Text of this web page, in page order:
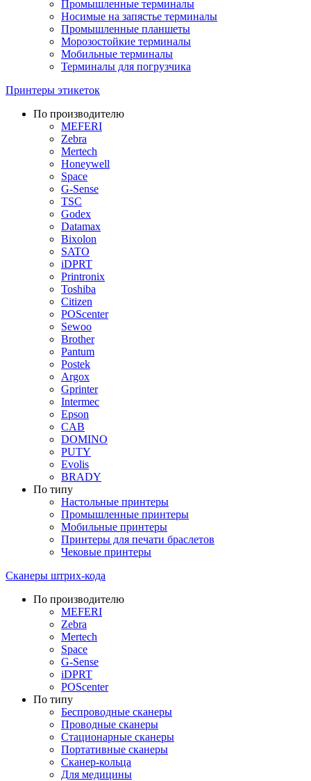
Промышленные терминалы
Носимые на запястье терминалы
Промышленные планшеты
Морозостойкие терминалы
Мобильные терминалы
Терминалы для погрузчика
Принтеры этикеток
По производителю
MEFERI
Zebra
Mertech
Honeywell
Space
G-Sense
TSC
Godex
Datamax
Bixolon
SATO
iDPRT
Printronix
Toshiba
Citizen
POScenter
Sewoo
Brother
Pantum
Postek
Argox
Gprinter
Intermec
Epson
CAB
DOMINO
PUTY
Evolis
BRADY
По типу
Настольные принтеры
Промышленные принтеры
Мобильные принтеры
Принтеры для печати браслетов
Чековые принтеры
Сканеры штрих-кода
По производителю
MEFERI
Zebra
Mertech
Space
G-Sense
iDPRT
POScenter
По типу
Беспроводные сканеры
Проводные сканеры
Стационарные сканеры
Портативные сканеры
Сканер-кольца
Для медицины